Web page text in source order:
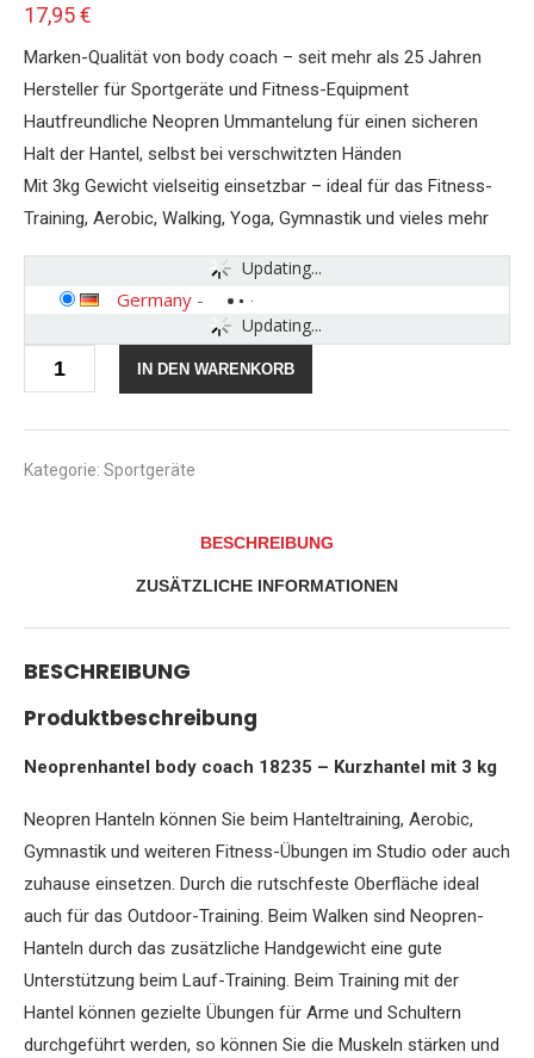
17,95€
Marken-Qualität von body coach – seit mehr als 25 Jahren
Hersteller für Sportgeräte und Fitness-Equipment
Hautfreundliche Neopren Ummantelung für einen sicheren
Halt der Hantel, selbst bei verschwitzten Händen
Mit 3kg Gewicht vielseitig einsetzbar – ideal für das Fitness-
Training, Aerobic, Walking, Yoga, Gymnastik und vieles mehr
Updating...
Updating...
Germany -
Neopren-
Hantel
kg
Dumbell
Menge
IN DEN WARENKORB
Kategorie: Sportgeräte
BESCHREIBUNG
ZUSÄTZLICHE INFORMATIONEN
BESCHREIBUNG
Produktbeschreibung
Neoprenhantel body coach 18235 – Kurzhantel mit 3 kg
Neopren Hanteln können Sie beim Hanteltraining, Aerobic,
Gymnastik und weiteren Fitness-Übungen im Studio oder auch
zuhause einsetzen. Durch die rutschfeste Oberfläche ideal
auch für das Outdoor-Training. Beim Walken sind Neopren-
Hanteln durch das zusätzliche Handgewicht eine gute
Unterstützung beim Lauf-Training. Beim Training mit der
Hantel können gezielte Übungen für Arme und Schultern
durchgeführt werden, so können Sie die Muskeln stärken und